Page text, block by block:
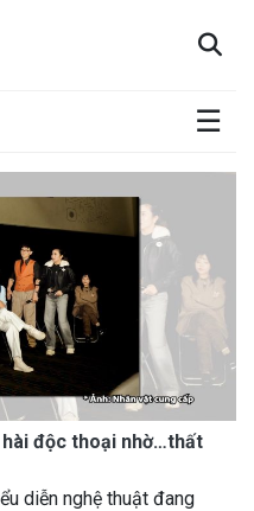
☰
×
độc thoại nhờ…thất
diễn nghệ thuật đang